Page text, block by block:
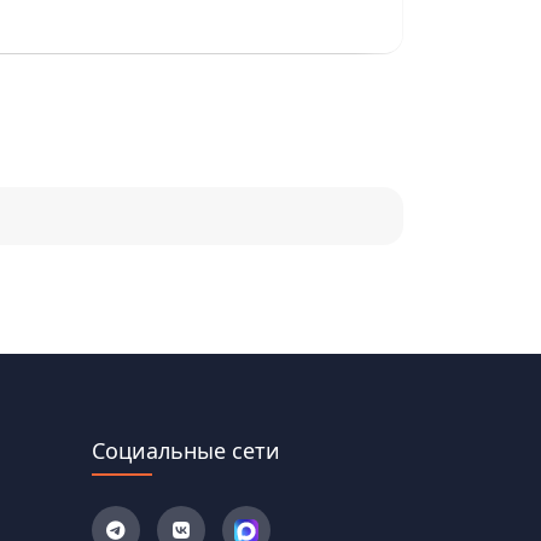
Социальные сети